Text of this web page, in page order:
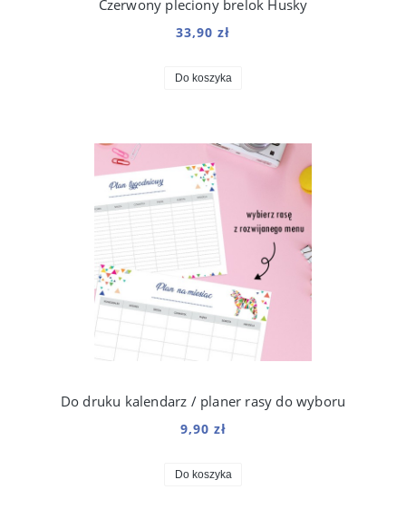
Czerwony pleciony brelok Husky
33,90 zł
Do koszyka
Do druku kalendarz / planer rasy do wyboru
9,90 zł
Do koszyka